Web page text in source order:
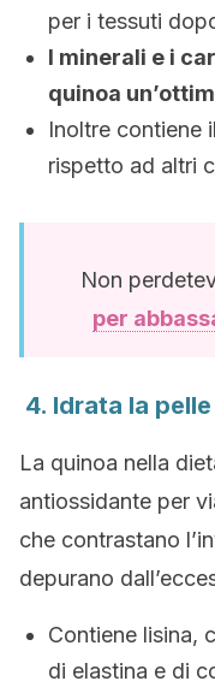
per i tessuti
I minerali e i
quinoa
Inoltre contiene
rispetto ad altri
Non
per
4. Idrata la pelle
La quinoa nella
antiossidante per
che contrastano
depurano
Contiene lisina,
di elastina e di